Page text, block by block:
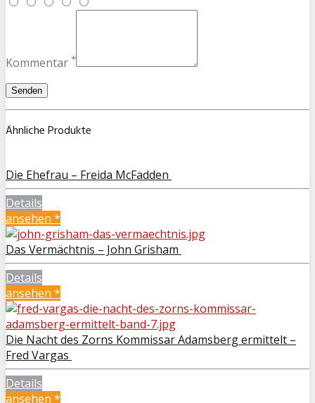
Kommentar *
Ähnliche Produkte
Die Ehefrau – Freida McFadden
Details
ansehen *
Das Vermächtnis – John Grisham
Details
ansehen *
Die Nacht des Zorns Kommissar Adamsberg ermittelt –
Fred Vargas
Details
ansehen *